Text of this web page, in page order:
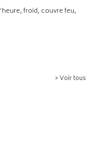
froid, couvre feu,
> Voir